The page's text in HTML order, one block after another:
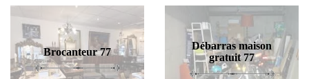
Brocanteur 77
Débarras maison
gratuit 77